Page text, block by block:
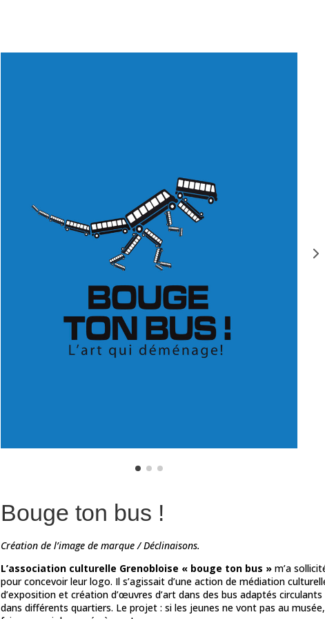
Bouge ton bus !
Création de l’image de marque / Déclinaisons.
L’association culturelle Grenobloise « bouge ton bus » m’a
pour concevoir leur logo. Il s’agissait d’une action de médiation
d’exposition et création d’œuvres d’art dans des bus adaptés circulants
dans différents quartiers. Le projet : si les jeunes ne vont pas au musée,